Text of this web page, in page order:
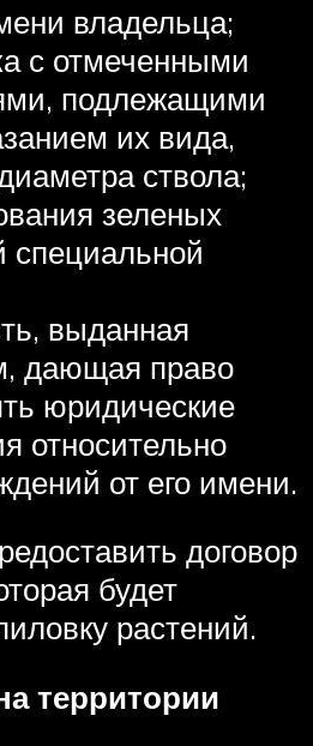
владельца;
с отмеченными
подлежащими
их вида,
ствола;
зеленых
специальной
выданная
дающая право
юридические
относительно
от его имени.
договор
будет
растений.
территории